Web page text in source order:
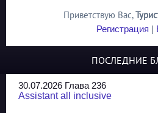
Приветствую Вас,
Регистрация |
ПОСЛЕДНИЕ
30.07.2026 Глава 236
Assistant all inclusive